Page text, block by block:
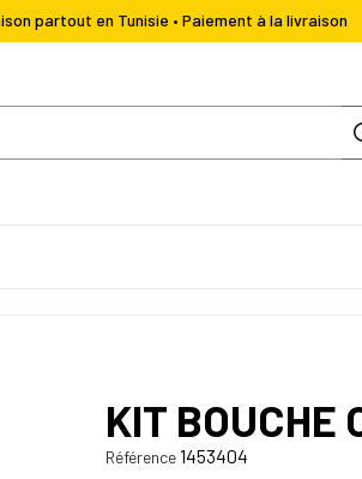
partout en Tunisie • Paiement à la livraison
KIT BOUCHE
Référence1453404